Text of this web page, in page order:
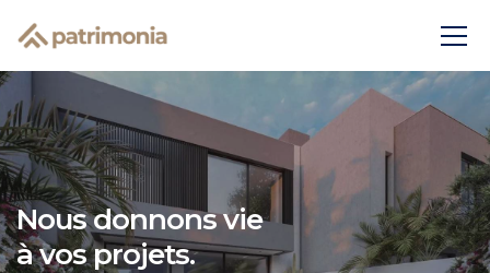
Nous donnons vie
à vos projets.